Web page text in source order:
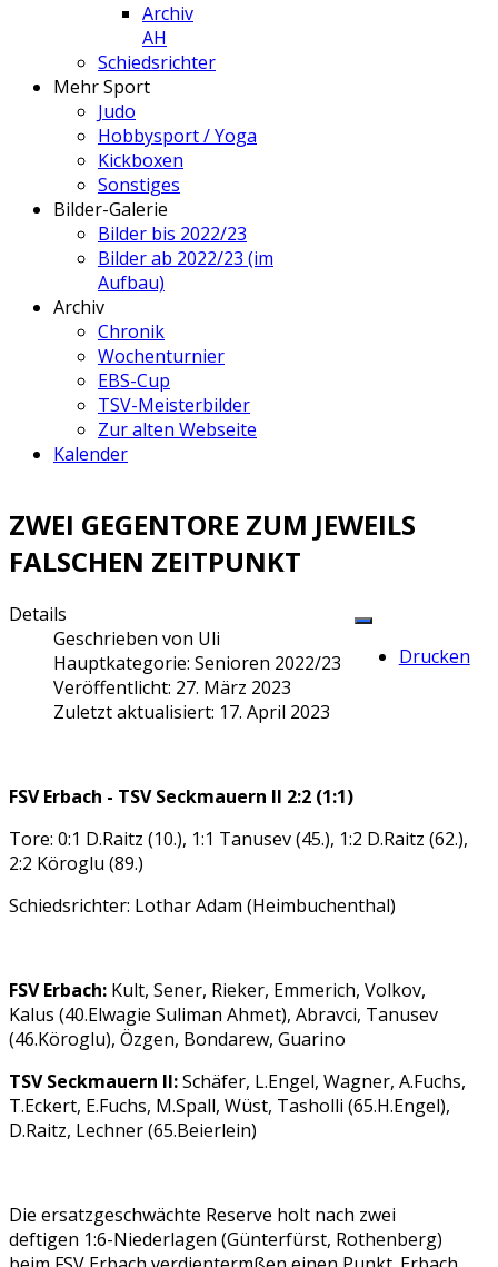
Archiv
AH
Schiedsrichter
Mehr Sport
Judo
Hobbysport / Yoga
Kickboxen
Sonstiges
Bilder-Galerie
Bilder bis 2022/23
Bilder ab 2022/23 (im
Aufbau)
Archiv
Chronik
Wochenturnier
EBS-Cup
TSV-Meisterbilder
Zur alten Webseite
Kalender
ZWEI GEGENTORE ZUM JEWEILS
FALSCHEN ZEITPUNKT
Drucken
Details
Geschrieben von Uli
Hauptkategorie: Senioren 2022/23
Veröffentlicht: 27. März 2023
Zuletzt aktualisiert: 17. April 2023
FSV Erbach - TSV Seckmauern II 2:2 (1:1)
Tore: 0:1 D.Raitz (10.), 1:1 Tanusev (45.), 1:2 D.Raitz (62.),
2:2 Köroglu (89.)
Schiedsrichter: Lothar Adam (Heimbuchenthal)
FSV Erbach: Kult, Sener, Rieker, Emmerich, Volkov,
Kalus (40.Elwagie Suliman Ahmet), Abravci, Tanusev
(46.Köroglu), Özgen, Bondarew, Guarino
TSV Seckmauern II:Schäfer, L.Engel, Wagner, A.Fuchs,
T.Eckert, E.Fuchs, M.Spall, Wüst, Tasholli (65.H.Engel),
D.Raitz, Lechner (65.Beierlein)
Die ersatzgeschwächte Reserve holt nach zwei
deftigen 1:6-Niederlagen (Günterfürst, Rothenberg)